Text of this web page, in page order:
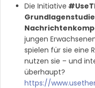
Die Initiative
jungen
spielen für sie eine
nutzen sie – und
überhaupt?
https://